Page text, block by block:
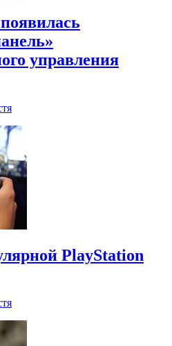
управления
PlayStation